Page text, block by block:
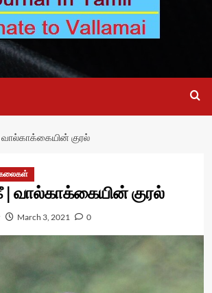
குரல்
குரல்
March 3, 2021 0